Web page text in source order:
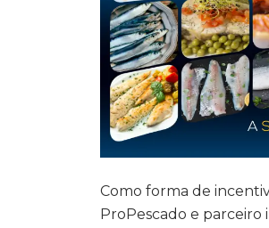
Como forma de
ProPescado e parceiro